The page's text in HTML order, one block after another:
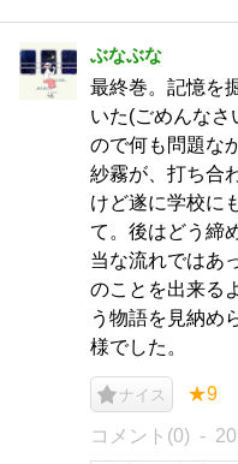
ぶなぶな
最終巻。記憶を
いた(ごめんなさ
ので何も問題な
紗霧が、打ち合
けど遂に学校に
て。後はどう締
当な流れではあ
のことを出来る
う物語を見納め
様でした。
ナイス ★9
コメント(0)